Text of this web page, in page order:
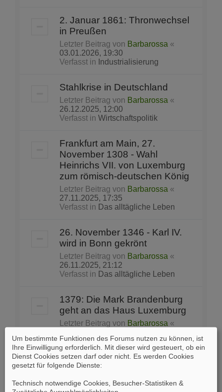
2. Januar 1861: Thronwechsel
in Preußen
Letzter Beitrag von Barbarossa «
03.01.2026, 19:30
Verfasst in Industrialisierung
Stahlkrise in Deutschland
Letzter Beitrag von Barbarossa «
26.12.2025, 12:00
Verfasst in Wirtschaftspolitik
Frankfurt am Main, 27.
November 1308 - Wahl
Heinrichs VII. von Luxemburg
zum römisch-deutschen König
Letzter Beitrag von Barbarossa «
27.11.2025, 17:35
Verfasst in Das alltägliche Leben
26. November 1346 - Karl IV.
wird in Bonn gekrönt
Letzter Beitrag von Barbarossa «
26.11.2025, 21:12
Verfasst in Das alltägliche Leben
1379: Die Mark Brandenburg
geht an das Haus Luxemburg
Letzter Beitrag von Barbarossa «
Verfasst inDas alltägliche Leben
Petersdom
Letzter Beitrag von Balduin «
29.08.2025, 18:27
Um bestimmte Funktionen des Forums nutzen zu können, ist
Ihre Einwilligung erforderlich. Mit dieser wird gesteuert, ob ein
Dienst Cookies setzen darf oder nicht. Es werden Cookies
gesetzt für folgende Dienste:
Technisch notwendige Cookies, Besucher-Statistiken &